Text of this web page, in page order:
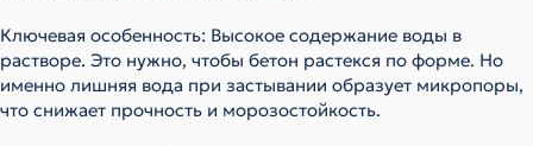
Ключевая особенность: Высокое содержание воды в
растворе. Это нужно, чтобы бетон растекся по форме. Но
именно лишняя вода при застывании образует микропоры,
что снижает прочность и морозостойкость.